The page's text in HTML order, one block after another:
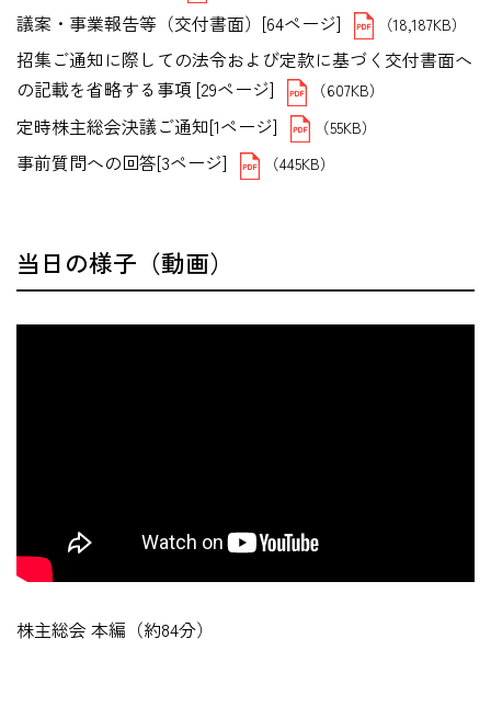
議案・事業報告等（交付書面）[64ページ] （18,187KB）
招集ご通知に際しての法令および定款に基づく交付書面へ
の記載を省略する事項 [29ページ]
（607KB）
定時株主総会決議ご通知[1ページ] （55KB）
事前質問への回答[3ページ] （445KB）
当日の様子（動画）
株主総会 本編（約84分）